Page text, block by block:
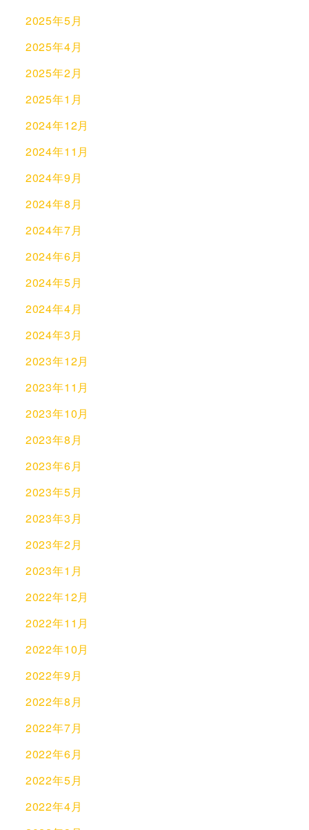
2025年5月
2025年4月
2025年2月
2025年1月
2024年12月
2024年11月
2024年9月
2024年8月
2024年7月
2024年6月
2024年5月
2024年4月
2024年3月
2023年12月
2023年11月
2023年10月
2023年8月
2023年6月
2023年5月
2023年3月
2023年2月
2023年1月
2022年12月
2022年11月
2022年10月
2022年9月
2022年8月
2022年7月
2022年6月
2022年5月
2022年4月